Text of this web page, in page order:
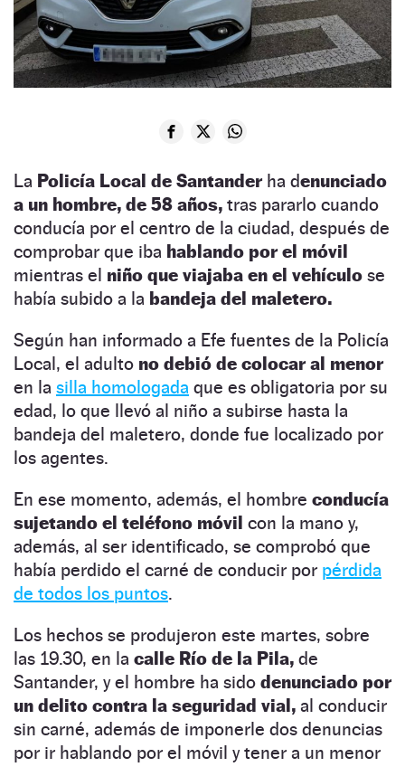
La Policía Local de Santanderha denunciado
a un hombre, de 58 años, tras pararlo cuando
conducía por el centro de la ciudad, después de
comprobar que iba hablando por el móvil
mientras el niño que viajaba en el vehículo se
había subido a la bandeja del maletero.
Según han informado a Efe fuentes de la Policía
Local, el adulto no debió de colocar al menor
en la silla homologada que es obligatoria por su
edad, lo que llevó al niño a subirse hasta la
bandeja del maletero, donde fue localizado por
los agentes.
En ese momento, además, el hombre conducía
sujetando el teléfono móvil con la mano y,
además, al ser identificado, se comprobó que
había perdido el carné de conducir por pérdida
de todos los puntos.
Los hechos se produjeron este martes, sobre
las 19.30, en la calle Río de la Pila, de
Santander, y el hombre ha sido denunciado por
un delito contra la seguridad vial, al conducir
sin carné, además de imponerle dos denuncias
por ir hablando por el móvil y tener a un menor